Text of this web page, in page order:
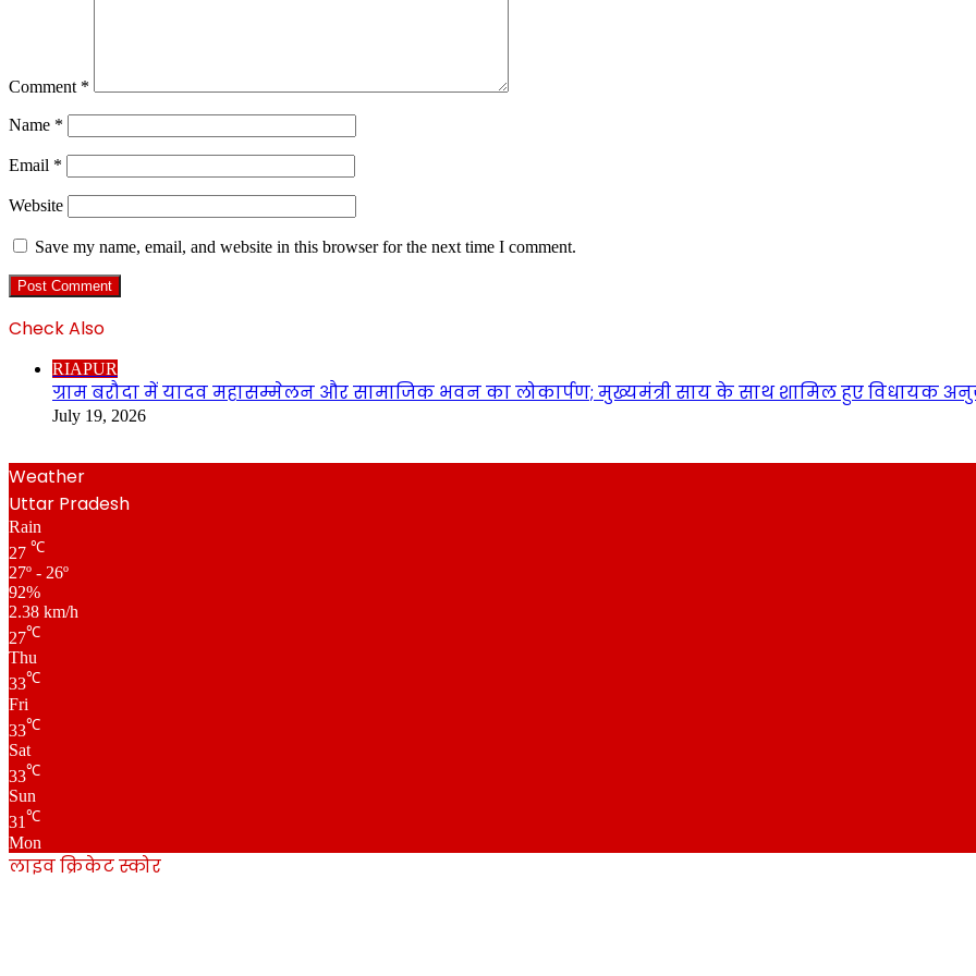
Comment *
Name *
Email *
Website
Save my name, email, and website in this browser for the next time I comment.
Check Also
RIAPUR
ग्राम बरौदा में यादव महासम्मेलन और सामाजिक भवन का लोकार्पण; मुख्यमंत्री साय के साथ शामिल हुए विधायक
July 19, 2026
Weather
Uttar Pradesh
Rain
27 ℃
27º - 26º
92%
2.38 km/h
27℃
Thu
33℃
Fri
33℃
Sat
33℃
Sun
31℃
Mon
लाइव क्रिकेट स्कोर